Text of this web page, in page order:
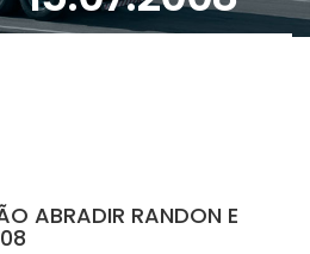
ABRADIR RANDON E